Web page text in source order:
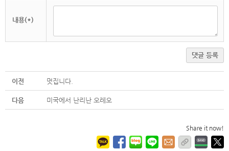
내용(*)
댓글 등록
이전 멋집니다.
다음 미국에서 난리난 오레오
Share it now!